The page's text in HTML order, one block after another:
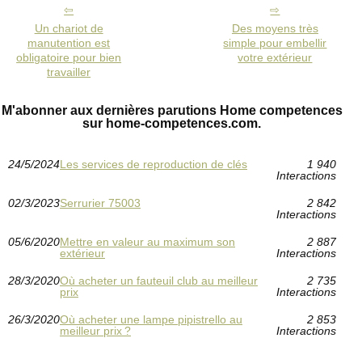
Un chariot de
manutention est
obligatoire pour bien
travailler
Des moyens très
simple pour embellir
votre extérieur
M'abonner aux dernières parutions Home competences
sur home-competences.com.
24/5/2024Les services de reproduction de clés
1 940
Interactions
02/3/2023Serrurier 75003
2 842
Interactions
05/6/2020Mettre en valeur au maximum son
extérieur
2 887
Interactions
28/3/2020Où acheter un fauteuil club au meilleur
prix
2 735
Interactions
26/3/2020Où acheter une lampe pipistrello au
meilleur prix ?
2 853
Interactions